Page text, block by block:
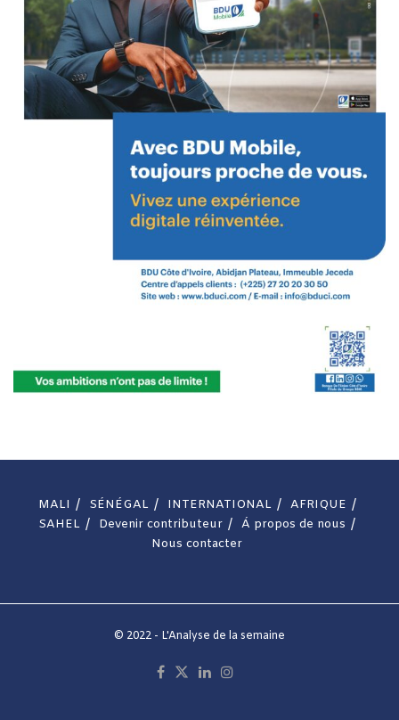
MALI SÉNÉGAL INTERNATIONAL
AFRIQUE
SAHEL
Devenir contributeur
Á propos de nous
Nous contacter
© 2022 - L'Analyse de la semaine